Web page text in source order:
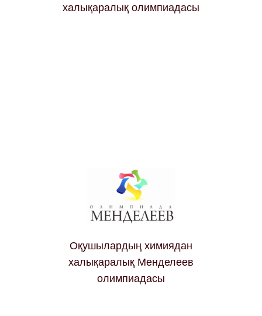
халықаралық олимпиадасы
Оқушылардың химиядан
халықаралық Менделеев
олимпиадасы